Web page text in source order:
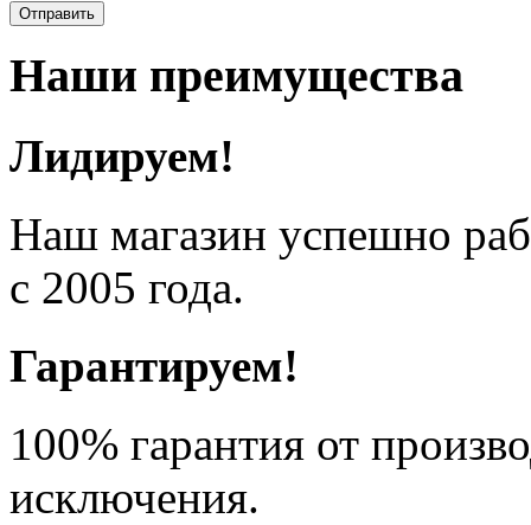
Отправить
Наши преимущества
Лидируем!
Наш магазин успешно
с 2005 года.
Гарантируем!
100% гарантия от
исключения.